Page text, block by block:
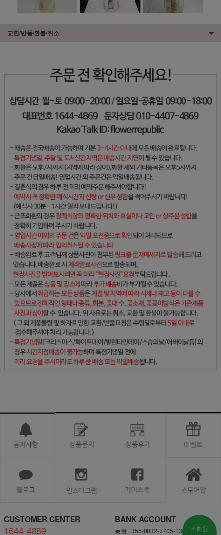
교환/반품/환불/취소
CUSTOMER CENTER
1644-4869
BANK ACCOUNT
농협 : 355-0032-7705-13
비회원